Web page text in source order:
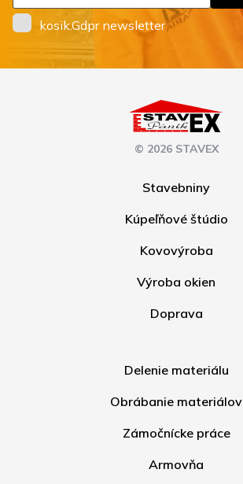
kosik.Gdpr newsletter
© 2026 STAVEX
Stavebniny
Kúpeľňové štúdio
Kovovýroba
Výroba okien
Doprava
Delenie materiálu
Obrábanie materiálov
Zámočnícke práce
Armovňa